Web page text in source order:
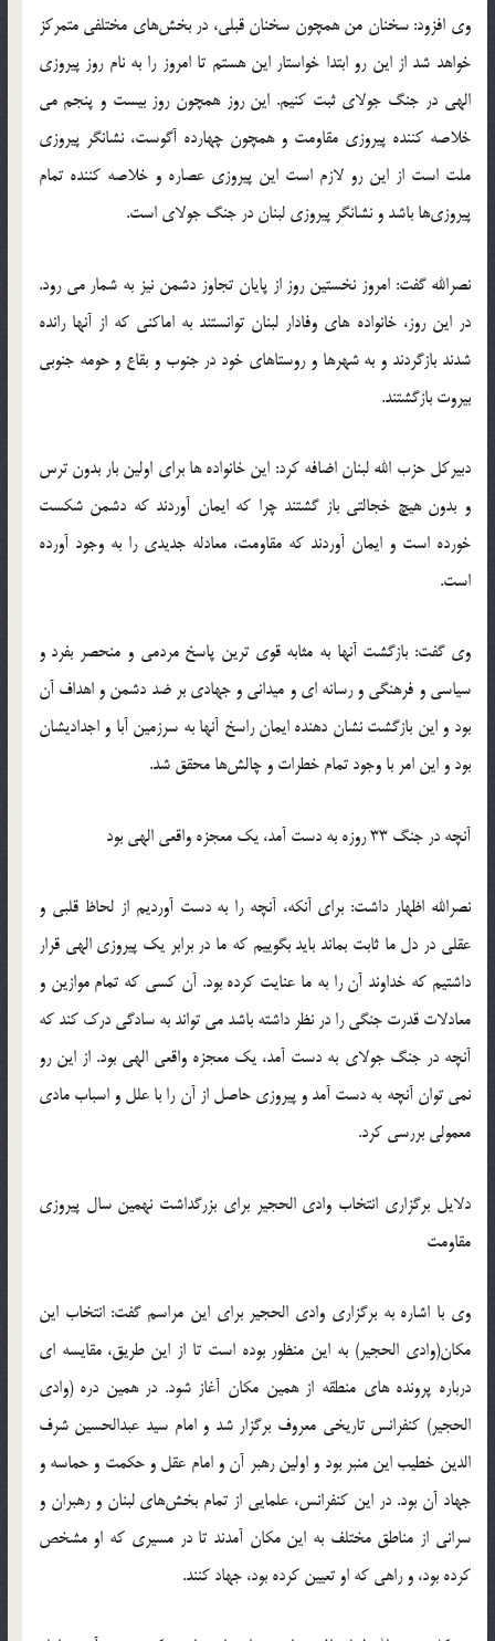
وی افزود: سخنان من همچون سخنان قبلی، در بخش‌های مختلفی متمرکز
خواهد شد از این رو ابتدا خواستار این هستم تا امروز را به نام روز پیروزی
الهی در جنگ جولای ثبت کنیم‬‎. این روز همچون روز بیست و پنجم می
خلاصه کننده پیروزی مقاومت و همچون چهارده آگوست، نشانگر پیروزی
ملت است از این رو لازم است این پیروزی عصاره و خلاصه کننده تمام
پیروزی‌ها باشد‬‎ و نشانگر پیروزی لبنان در جنگ جولای است‬.
نصرالله گفت: امروز نخستین روز از پایان تجاوز دشمن نیز به شمار می رود.
در این روز‌، خانواده های وفادار لبنان توانستند به اماکنی که از آنها رانده
شدند بازگردند و به شهرها و روستاهای خود در جنوب و بقاع و حومه جنوبی
بیروت بازگشتند‬.
دبیرکل حزب الله لبنان اضافه کرد: این خانواده ها برای اولین بار بدون ترس
و بدون هیچ خجالتی باز گشتند چرا که ایمان آوردند که دشمن شکست
خورده است و ایمان آوردند که مقاومت، معادله جدیدی را به وجود آورده
است‬‎.
وی گفت: بازگشت آنها به مثابه قوی ترین پاسخ مردمی و منحصر بفرد و
سیاسی و فرهنگی و رسانه ای و میدانی و جهادی بر ضد دشمن و اهداف آن
بود و این بازگشت نشان دهنده ایمان راسخ آنها به سرزمین آبا و اجدادیشان
بود و این امر با وجود تمام خطرات و چالش‌ها محقق شد.‬
آنچه در جنگ 33 روزه به دست آمد، یک معجزه واقعی الهی بود
نصرالله اظهار داشت: برای آنکه، آنچه را به دست آوردیم از لحاظ قلبی و
عقلی در دل ما ثابت بماند باید بگوییم که ما در برابر یک پیروزی الهی قرار
داشتیم که خداوند آن را به ما عنایت کرده بود. آن کسی که تمام موازین و
معادلات قدرت جنگی را در نظر داشته باشد می تواند به سادگی درک کند که
آنچه در جنگ جولای به دست آمد، یک معجزه واقعی الهی بود‬. از این رو
نمی توان آنچه به دست آمد و پیروزی حاصل از آن را با علل و اسباب مادی
معمولی بررسی کرد‬‎.
دلایل برگزاری انتخاب وادی الحجیر برای بزرگداشت نهمین سال پیروزی
مقاومت
وی با اشاره به برگزاری وادی الحجیر برای این مراسم گفت: انتخاب این
مکان(وادی الحجیر) به این منظور بوده است تا از این طریق، مقایسه ای
درباره پرونده های منطقه از همین مکان آغاز شود‬‎. در همین دره (وادی
الحجیر) کنفرانس تاریخی معروف برگزار شد و امام سید عبدالحسین شرف
الدین خطیب این منبر بود و اولین رهبر آن و امام عقل و حکمت و حماسه و
جهاد آن بود. در این کنفرانس، علمایی از تمام بخش‌های لبنان و رهبران و
سرانی از مناطق مختلف به این مکان آمدند تا در مسیری که او مشخص
کرده بود، و راهی که او تعیین کرده بود، جهاد کنند.‬‎